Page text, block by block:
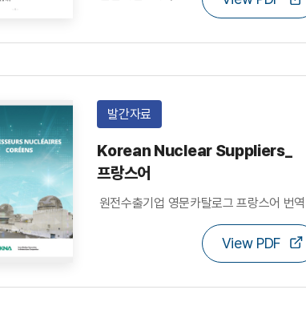
Initiative(NSI) 의뢰, Solestiss 작성
발간자료
Korean Nuclear Suppliers_
프랑스어
원전수출기업 영문카탈로그 프랑스어 번역
View PDF